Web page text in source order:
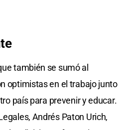
también se sumó al
optimistas en el trabajo junto
país para prevenir y educar.
Andrés Paton Urich,